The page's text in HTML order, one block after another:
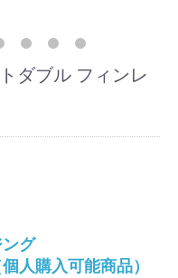
ダブル フィンレ
グ
人購入可能商品）